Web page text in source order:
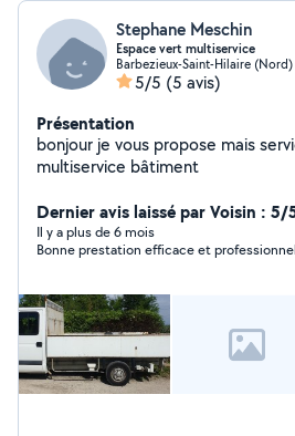
Stephane Meschin
Espace vert multiservice
Barbezieux-Saint-Hilaire (Nord)
5/5 (5 avis)
Présentation
bonjour je vous propose mais
multiservice bâtiment
Dernier avis laissé par Voisin : 5/
Il y a plus de 6 mois
Bonne prestation efficace et